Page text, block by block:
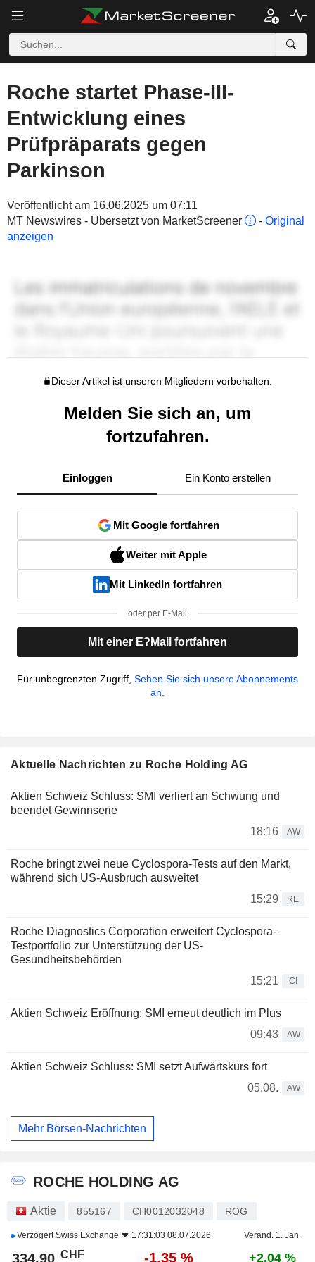
Roche startet Phase-III-
Entwicklung eines
Prüfpräparats gegen
Parkinson
Veröffentlicht am 16.06.2025 um 07:11
MT Newswires - Übersetzt von MarketScreener
- Original
anzeigen
Dieser Artikel ist unseren Mitgliedern vorbehalten.
Melden Sie sich an, um
fortzufahren.
Einloggen Ein Konto erstellen
Mit Google fortfahren
Weiter mit Apple
Mit LinkedIn fortfahren
oder per E-Mail
Mit einer E?Mail fortfahren
Für unbegrenzten Zugriff, Sehen Sie sich unsere Abonnements
an.
Aktuelle Nachrichten zu Roche Holding AG
Aktien Schweiz Schluss: SMI verliert an Schwung und
beendet Gewinnserie
18:16
AW
Roche bringt zwei neue Cyclospora-Tests auf den Markt,
während sich US-Ausbruch ausweitet
15:29
RE
Roche Diagnostics Corporation erweitert Cyclospora-
Testportfolio zur Unterstützung der US-
Gesundheitsbehörden
15:21
CI
Aktien Schweiz Eröffnung: SMI erneut deutlich im Plus
09:43
AW
Aktien Schweiz Schluss: SMI setzt Aufwärtskurs fort
05.08.
AW
Mehr Börsen-Nachrichten
ROCHE HOLDING AG
Aktie 855167 CH0012032048 ROG
VerzögertSwiss Exchange 17:31:03 08.07.2026 Veränd. 1. Jan.
334,90 CHF -1,35 % +2,04 %